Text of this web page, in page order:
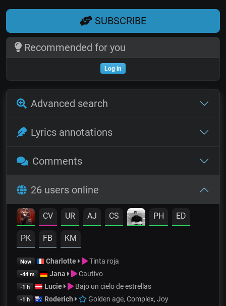
SUBSCRIBE
Recommended for you
Log in
Advanced search
Lyrics annotations
Comments
26 users online
CV UR AJ CS PH ED
PK FB KM
Now Charlotte Tinta roja
-44 m Jana Cautivo
-1 h Lucie Bajo un cielo de estrellas
-1 h Roderich Golden age, Complex, Joy